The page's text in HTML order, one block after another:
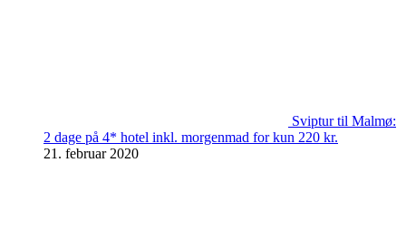
Sviptur til Malmø:
2 dage på 4* hotel inkl. morgenmad for kun 220 kr.
21. februar 2020